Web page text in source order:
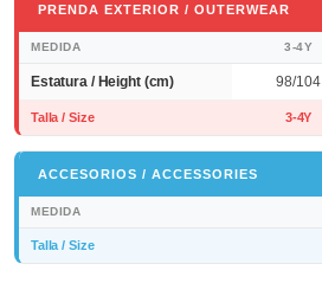
PRENDA EXTERIOR / OUTERWEAR
MEDIDA 3-4Y
Estatura / Height (cm) 98/104
Talla / Size 3-4Y
ACCESORIOS / ACCESSORIES
MEDIDA
Talla / Size